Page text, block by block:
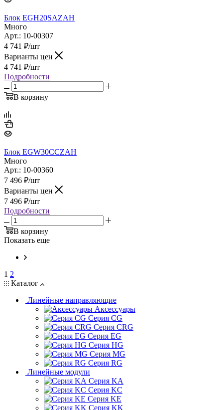
Блок EGH20SAZAH
Много
Арт.: 10-00307
4 741 ₽/шт
Варианты цен
4 741 ₽/шт
Подробности
В корзину
Блок EGW30CCZAH
Много
Арт.: 10-00360
7 496 ₽/шт
Варианты цен
7 496 ₽/шт
Подробности
В корзину
Показать еще
1 2
Каталог
Линейные направляющие
Аксессуары
Серия CG
Серия CRG
Серия EG
Серия HG
Серия MG
Серия RG
Линейные модули
Серия KA
Серия KC
Серия KE
Серия KK